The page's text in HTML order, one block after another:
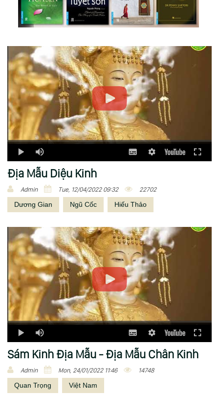
Địa Mẫu Diệu Kinh
Admin Tue, 12/04/2022 09:32 22702
Dương Gian Ngũ Cốc Hiếu Thảo
Sám Kinh Địa Mẫu - Địa Mẫu Chân Kinh
Admin Mon, 24/01/2022 11:46 14748
Quan Trọng Việt Nam